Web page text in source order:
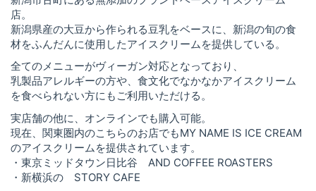
店。
新潟県産の大豆から作られる豆乳をベースに、新潟の旬の食
材をふんだんに使用したアイスクリームを提供している。
全てのメニューがヴィーガン対応となっており、
乳製品アレルギーの方や、食文化でなかなかアイスクリーム
を食べられない方にもご利用いただける。
実店舗の他に、オンラインでも購入可能。
現在、関東圏内のこちらのお店でもMY NAME IS ICE CREAM
のアイスクリームを提供されています。
・東京ミッドタウン日比谷 AND COFFEE ROASTERS
・新横浜の STORY CAFE